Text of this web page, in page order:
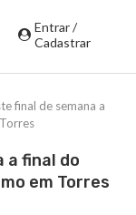
Entrar /
Cadastrar
final de semana a
a final do
em Torres